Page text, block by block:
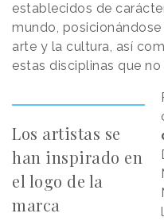
establecidos de
mundo,
arte y la cultura, así
estas disciplinas que no
Los artistas se
han inspirado en
el logo de la
marca